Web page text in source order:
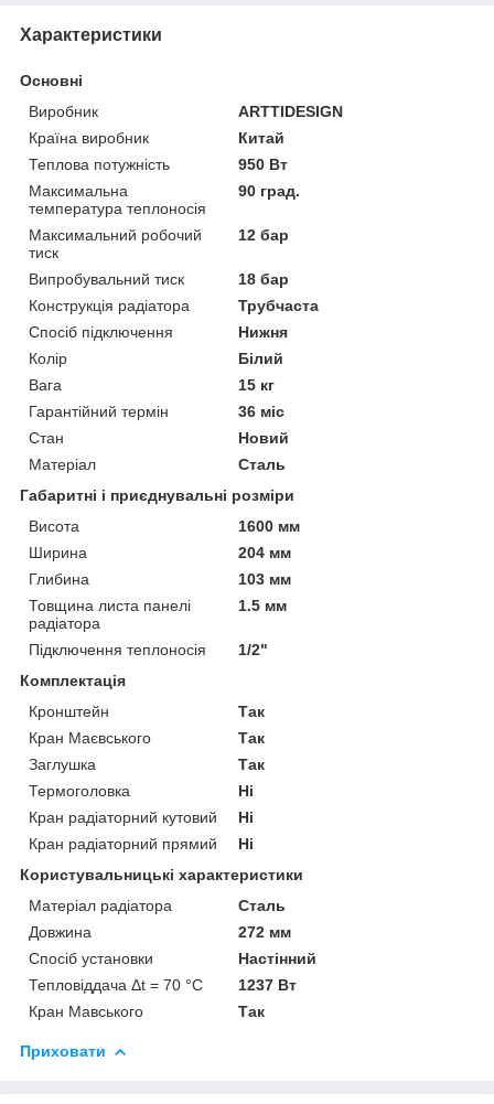
Характеристики
Основні
Виробник
ARTTIDESIGN
Країна виробник
Китай
Теплова потужність
950 Вт
Максимальна
температура теплоносія
90 град.
Максимальний робочий
тиск
12 бар
Випробувальний тиск
18 бар
Конструкція радіатора
Трубчаста
Спосіб підключення
Нижня
Колір
Білий
Вага
15 кг
Гарантійний термін
36 міс
Стан
Новий
Матеріал
Сталь
Габаритні і приєднувальні розміри
Висота
1600 мм
Ширина
204 мм
Глибина
103 мм
Товщина листа панелі
радіатора
1.5 мм
Підключення теплоносія
1/2"
Комплектація
Кронштейн
Так
Кран Маєвського
Так
Заглушка
Так
Термоголовка
Ні
Кран радіаторний кутовий
Ні
Кран радіаторний прямий
Ні
Користувальницькі характеристики
Матеріал радіатора
Сталь
Довжина
272 мм
Спосіб установки
Настінний
Тепловіддача Δt = 70 °C
1237 Вт
Кран Мавського
Так
Приховати